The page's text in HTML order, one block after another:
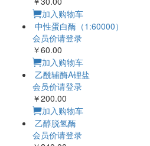
加入购物车
中性蛋白酶（1:60000）
会员价请登录
￥60.00
加入购物车
乙酰辅酶A锂盐
会员价请登录
￥200.00
加入购物车
乙醇脱氢酶
会员价请登录